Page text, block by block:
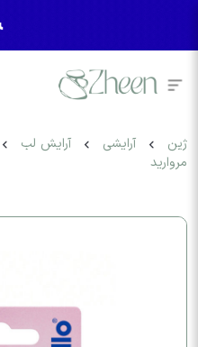
ژین آرایشی آرایش لب
مروارید